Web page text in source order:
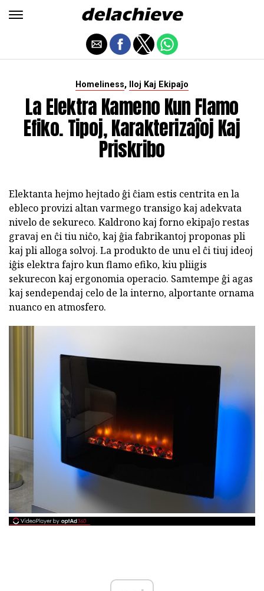
Homeliness, Iloj Kaj Ekipaĵo
La Elektra Kameno Kun Flamo
Efiko. Tipoj, Karakterizaĵoj Kaj
Priskribo
Elektanta hejmo hejtado ĝi ĉiam estis centrita en la
ebleco provizi altan varmego transigo kaj adekvata
nivelo de sekureco. Kaldrono kaj forno ekipaĵo restas
gravaj en ĉi tiu niĉo, kaj ĝia fabrikantoj proponas pli
kaj pli alloga solvoj. La produkto de unu el ĉi tiuj ideoj
iĝis elektra fajro kun flamo efiko, kiu pliigis
sekurecon kaj ergonomia operacio. Samtempe ĝi agas
kaj sendependaj celo de la interno, alportante ornama
nuanco en atmosfero.